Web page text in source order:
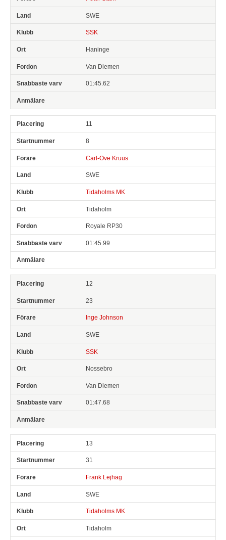
SWE
SSK
Haninge
Van Diemen
01:45.62
11
8
Carl-Ove Kruus
SWE
Tidaholms MK
Tidaholm
Royale RP30
01:45.99
12
23
Inge Johnson
SWE
SSK
Nossebro
Van Diemen
01:47.68
13
31
Frank Lejhag
SWE
Tidaholms MK
Tidaholm